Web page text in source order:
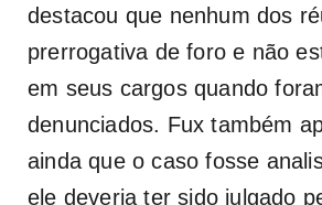
destacou que nenhum dos
prerrogativa de foro e não
em seus cargos quando
denunciados. Fux também
ainda que o caso fosse
ele deveria ter sido julgado